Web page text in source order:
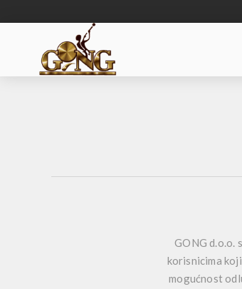
GONG d.o.o.
korisnicima
mogućnost